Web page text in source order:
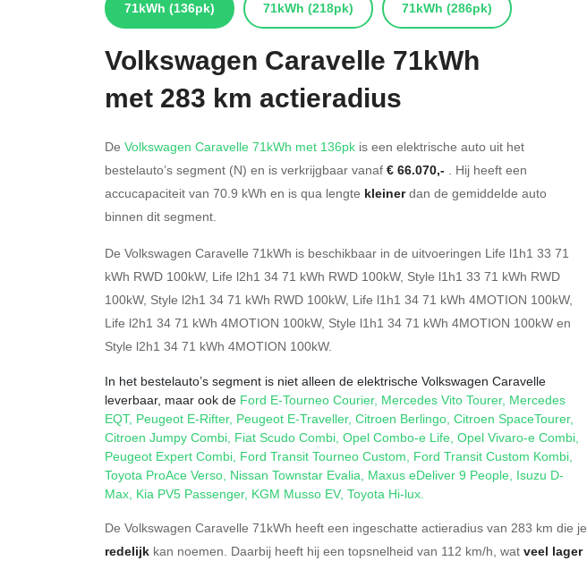
71kWh (136pk) 71kWh (218pk) 71kWh (286pk)
Volkswagen Caravelle 71kWh
met 283 km actieradius
De Volkswagen Caravelle 71kWh met 136pk is een elektrische auto uit het
bestelauto’s segment (N) en is verkrijgbaar vanaf € 66.070,- . Hij heeft een
accucapaciteit van 70.9 kWh en is qua lengte kleinerdan de gemiddelde auto
binnen dit segment.
De Volkswagen Caravelle 71kWh is beschikbaar in de uitvoeringen Life l1h1 33 71
kWh RWD 100kW, Life l2h1 34 71 kWh RWD 100kW, Style l1h1 33 71 kWh RWD
100kW, Style l2h1 34 71 kWh RWD 100kW, Life l1h1 34 71 kWh 4MOTION 100kW,
Life l2h1 34 71 kWh 4MOTION 100kW, Style l1h1 34 71 kWh 4MOTION 100kW en
Style l2h1 34 71 kWh 4MOTION 100kW.
In het bestelauto’s segment is niet alleen de elektrische Volkswagen Caravelle
leverbaar, maar ook de Ford E-Tourneo Courier, Mercedes Vito Tourer, Mercedes
EQT, Peugeot E-Rifter, Peugeot E-Traveller, Citroen Berlingo, Citroen SpaceTourer,
Citroen Jumpy Combi, Fiat Scudo Combi, Opel Combo-e Life, Opel Vivaro-e Combi,
Peugeot Expert Combi, Ford Transit Tourneo Custom, Ford Transit Custom Kombi,
Toyota ProAce Verso, Nissan Townstar Evalia, Maxus eDeliver 9 People, Isuzu D-
Max, Kia PV5 Passenger, KGM Musso EV, Toyota Hi-lux.
De Volkswagen Caravelle 71kWh heeft een ingeschatte actieradius van 283 km die je
redelijk kan noemen. Daarbij heeft hij een topsnelheid van 112 km/h, wat veel lager